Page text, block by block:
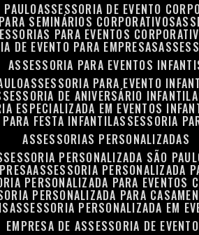
PAULO ASSESSORIA DE EVENTO
SEMINÁRIOS CORPORATIVOS
PARA EVENTOS
DE EVENTO PARA EMPRESAS
ASSESSORIA PARA EVENTOS
ASSESSORIA PARA EVENTO
DE ANIVERSÁRIO INFANTIL
ESPECIALIZADA EM EVENTOS
PARA FESTA INFANTIL ASSESSORIA
ASSESSORIAS PERSONALIZADAS
PERSONALIZADA SÃO
ASSESSORIA PERSONALIZADA
PERSONALIZADA PARA EVENTOS
PERSONALIZADA PARA
ASSESSORIA PERSONALIZADA EM
EMPRESA DE ASSESSORIA DE